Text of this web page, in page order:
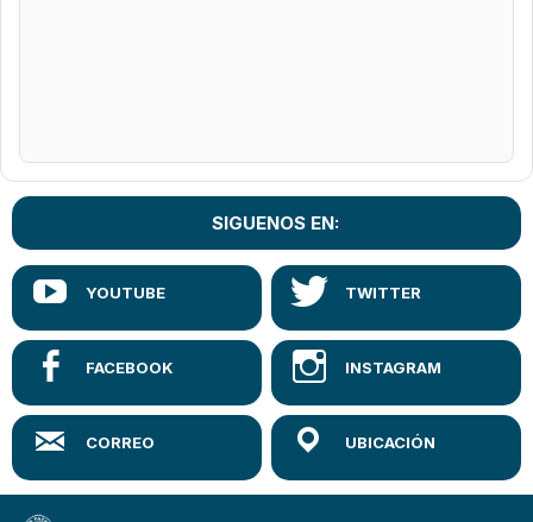
SIGUENOS EN: